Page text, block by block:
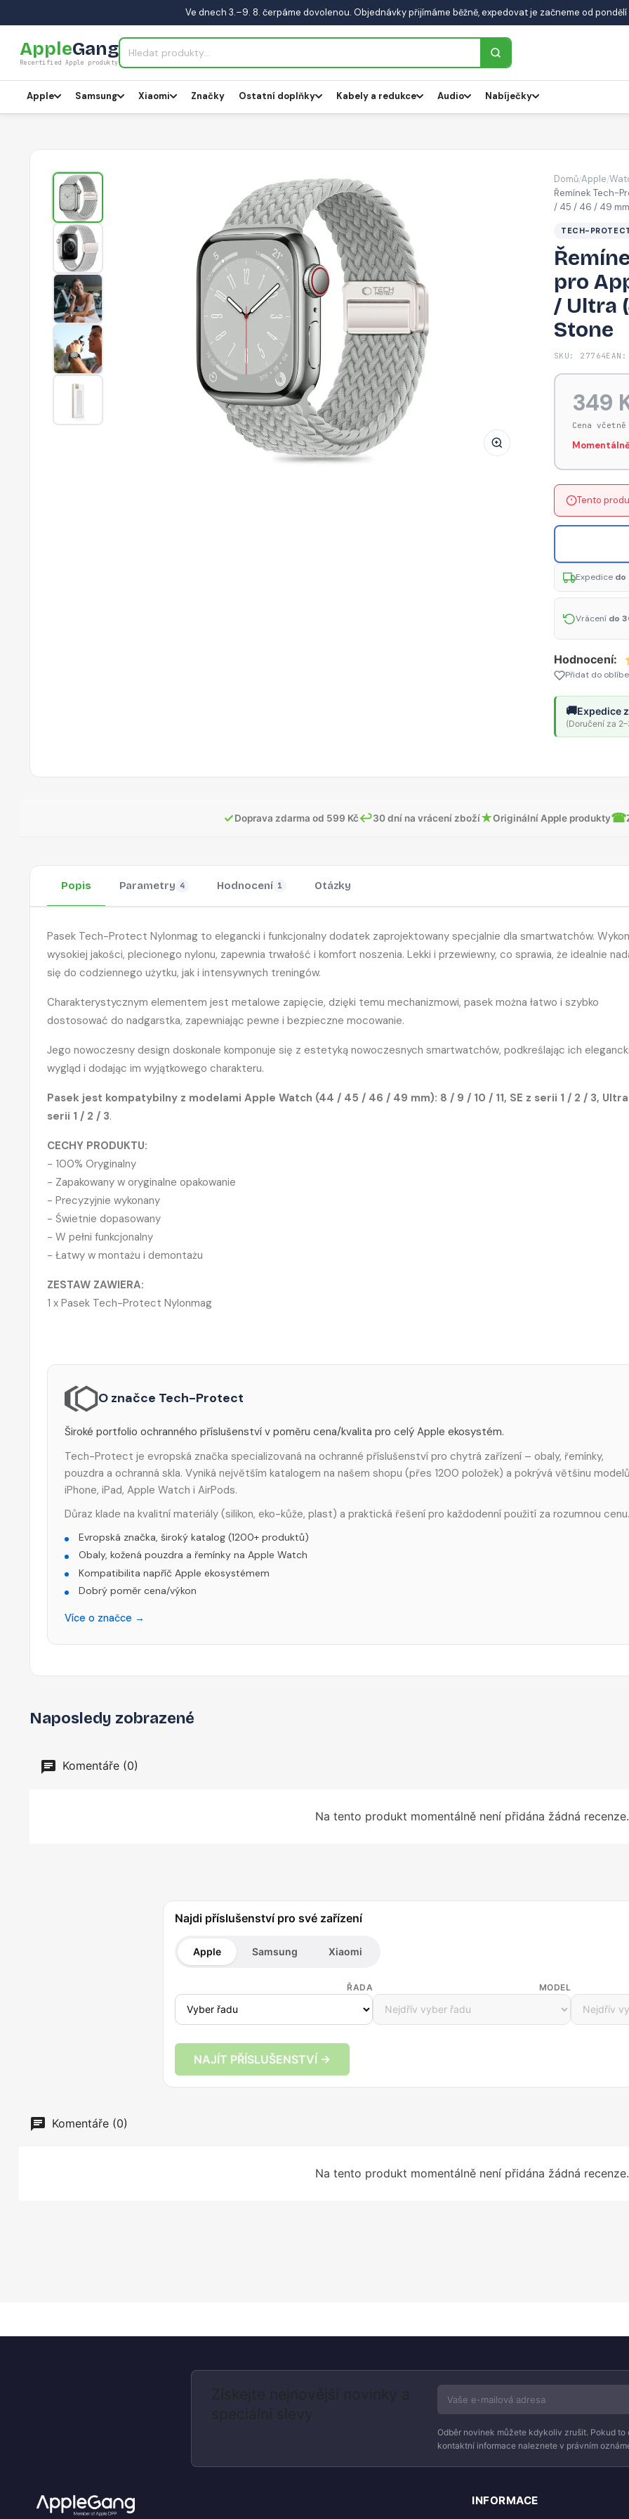
Ve dnech 3.–9. 8. čerpáme dovolenou. Objednávky přijímáme běžně, expedovat je začneme od pondělí
AppleGang
Recertified Apple produkty
Apple Samsung Xiaomi Značky Ostatní doplňky Kabely a redukce Audio Nabíječky
Řemínek
Protect
NylonMag
pro
Apple
Watch
8
/
Domů/Apple/
Řemínek Tech-
/ 45 / 46 / 49
TECH-
pro
/ Ultra
Stone
SKU: 27764
349
Cena
Tento
Expedice do
Vrácení do
Hodnocení:
Přidat do
🚚Expedice
(Doručení za
✓Doprava zdarma od 599 Kč↩30 dní na vrácení zboží★Originální Apple produkty☎
Popis Parametry 4 Hodnocení 1 Otázky
Pasek Tech-Protect Nylonmag to elegancki i funkcjonalny dodatek zaprojektowany specjalnie dla smartwatchów.
wysokiej jakości, plecionego nylonu, zapewnia trwałość i komfort noszenia. Lekki i przewiewny, co sprawia, że idealnie
się do codziennego użytku, jak i intensywnych treningów.
Charakterystycznym elementem jest metalowe zapięcie, dzięki temu mechanizmowi, pasek można łatwo i szybko
dostosować do nadgarstka, zapewniając pewne i bezpieczne mocowanie.
Jego nowoczesny design doskonale komponuje się z estetyką nowoczesnych smartwatchów, podkreślając ich
wygląd i dodając im wyjątkowego charakteru.
Pasek jest kompatybilny z modelami Apple Watch (44 / 45 / 46 / 49 mm): 8 / 9 / 10 / 11, SE z serii 1 / 2 / 3,
serii 1 / 2 / 3.
CECHY PRODUKTU:
- 100% Oryginalny
- Zapakowany w oryginalne opakowanie
- Precyzyjnie wykonany
- Świetnie dopasowany
- W pełni funkcjonalny
- Łatwy w montażu i demontażu
ZESTAW ZAWIERA:
1 x Pasek Tech-Protect Nylonmag
O značce Tech-Protect
Široké portfolio ochranného příslušenství v poměru cena/kvalita pro celý Apple ekosystém.
Tech-Protect je evropská značka specializovaná na ochranné příslušenství pro chytrá zařízení – obaly, řemínky,
pouzdra a ochranná skla. Vyniká největším katalogem na našem shopu (přes 1200 položek) a pokrývá většinu
iPhone, iPad, Apple Watch i AirPods.
Důraz klade na kvalitní materiály (silikon, eko-kůže, plast) a praktická řešení pro každodenní použití za rozumnou cenu.
Evropská značka, široký katalog (1200+ produktů)
Obaly, kožená pouzdra a řemínky na Apple Watch
Kompatibilita napříč Apple ekosystémem
Dobrý poměr cena/výkon
Více o značce →
Naposledy zobrazené
Komentáře (0)
Na tento produkt momentálně není přidána žádná recenze.
Najdi příslušenství pro své zařízení
Apple Samsung Xiaomi
ŘADA MODEL
NAJÍT PŘÍSLUŠENSTVÍ →
Komentáře (0)
Na tento produkt momentálně není přidána žádná recenze.
Získejte nejnovější novinky a
speciální slevy
Odběr novinek můžete kdykoliv zrušit. Pokud to
kontaktní informace naleznete v právním
INFORMACE